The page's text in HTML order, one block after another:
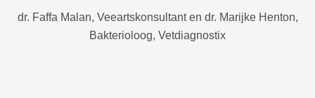
dr. Faffa Malan, Veeartskonsultant en dr. Marijke Henton,
Bakterioloog, Vetdiagnostix